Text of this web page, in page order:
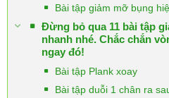
Bài tập giảm mỡ bụng
Đừng bỏ qua 11 bài tập
nhanh nhé. Chắc chắn
ngay đó!
Bài tập Plank xoay
Bài tập duỗi 1 chân ra